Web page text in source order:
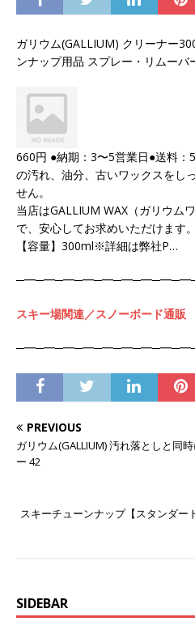
ガリウム(GALLIUM) クリーナー
ンナップ用品 スプレー・リムー
660円 ●納期：3〜5営業日●送料
の汚れ、油分、古いワックスをし
せん。
当店はGALLIUM WAX（ガリウム
で、安心してお求めいただけます。
【容量】300ml※詳細は弊社P…
スキー場関連／スノーボード通販
PREVIOUS
ガリウム(GALLIUM) 汚れ落としと同
ー 42
スキーチューンナップ【スタンダ
SIDEBAR